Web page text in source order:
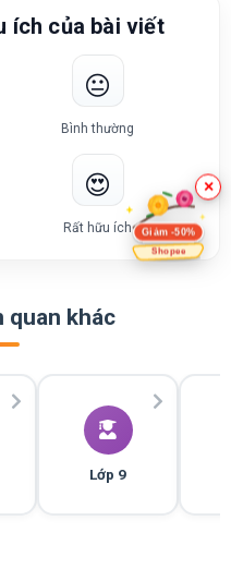
ích của bài viết
😐
Bình thường
😍
Rất hữu ích
quan khác
Lớp 9
×
Giảm -50%
Shopee